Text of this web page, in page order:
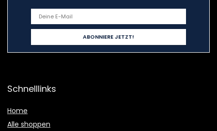
Schnelllinks
Home
Alle shoppen